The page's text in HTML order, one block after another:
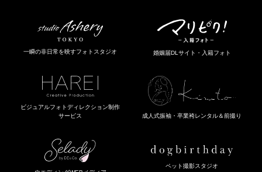
一瞬の非日常を映すフォトスタジオ 婚姻届DLサイト・入籍フォト
ビジュアルフォトディレクション制作
サービス
成人式振袖・卒業袴レンタル＆前撮り
ペット撮影スタジオ